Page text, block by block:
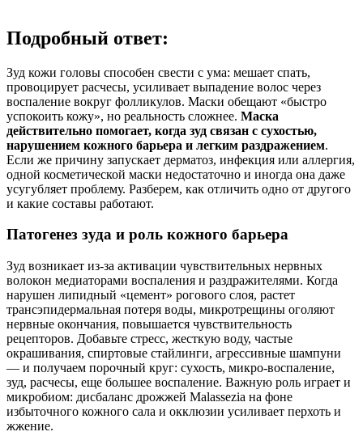
Подробный ответ:
Зуд кожи головы способен свести с ума: мешает спать,
провоцирует расчесы, усиливает выпадение волос через
воспаление вокруг фолликулов. Маски обещают «быстро
успокоить кожу», но реальность сложнее. Маска
действительно помогает, когда зуд связан с сухостью,
нарушением кожного барьера и легким раздражением.
Если же причину запускает дерматоз, инфекция или аллергия,
одной косметической маски недостаточно и иногда она даже
усугубляет проблему. Разберем, как отличить одно от другого
и какие составы работают.
Патогенез зуда и роль кожного барьера
Зуд возникает из-за активации чувствительных нервных
волокон медиаторами воспаления и раздражителями. Когда
нарушен липидный «цемент» рогового слоя, растет
трансэпидермальная потеря воды, микротрещины оголяют
нервные окончания, повышается чувствительность
рецепторов. Добавьте стресс, жесткую воду, частые
окрашивания, спиртовые стайлинги, агрессивные шампуни
— и получаем порочный круг: сухость, микро-воспаление,
зуд, расчесы, еще большее воспаление. Важную роль играет и
микробиом: дисбаланс дрожжей Malassezia на фоне
избыточного кожного сала и окклюзии усиливает перхоть и
жжение.